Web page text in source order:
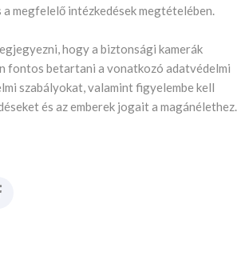
megfelelő intézkedések megtételében.
hogy a biztonsági kamerák
fontos betartani a vonatkozó adatvédelmi
szabályokat, valamint figyelembe kell
és az emberek jogait a magánélethez.